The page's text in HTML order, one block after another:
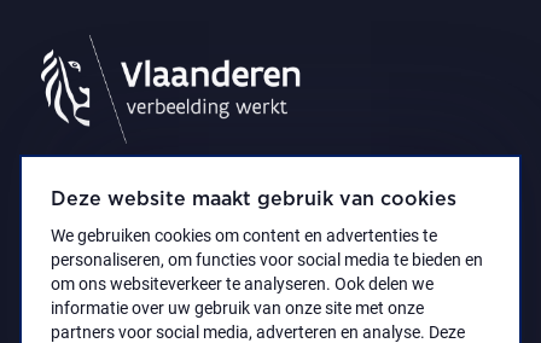
Deze website maakt gebruik van cookies
We gebruiken cookies om content en advertenties te
personaliseren, om functies voor social media te bieden en
om ons websiteverkeer te analyseren. Ook delen we
informatie over uw gebruik van onze site met onze
partners voor social media, adverteren en analyse. Deze